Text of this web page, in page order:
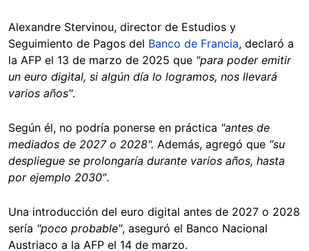
Alexandre Stervinou, director de Estudios y
Seguimiento de Pagos del Banco de Francia, declaró a
la AFP el 13 de marzo de 2025 que "para poder emitir
un euro digital, si algún día lo logramos, nos llevará
varios años".
Según él, no podría ponerse en práctica "antes de
mediados de 2027 o 2028". Además, agregó que "su
despliegue se prolongaría durante varios años, hasta
por ejemplo 2030".
Una introducción del euro digital antes de 2027 o 2028
sería "poco probable", aseguró el Banco Nacional
Austriaco a la AFP el 14 de marzo.